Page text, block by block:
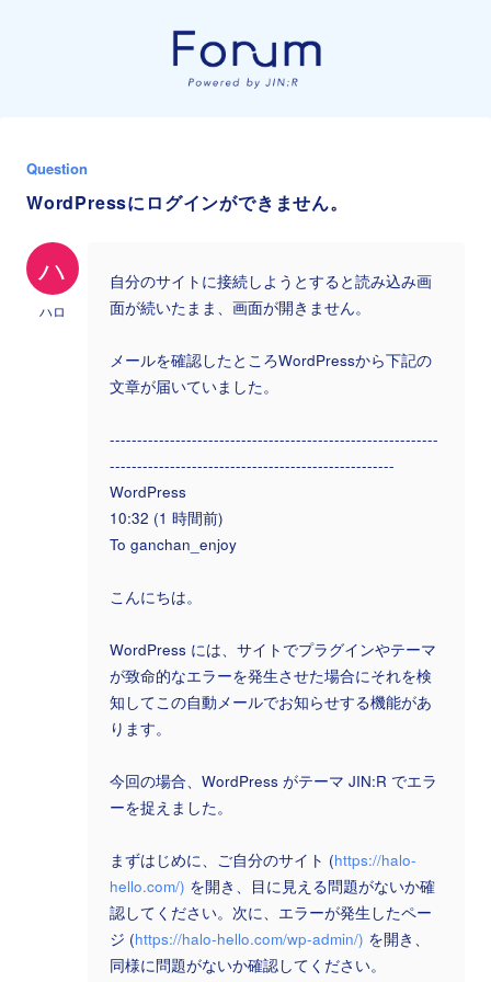
Question
WordPressにログインができません。
ハ
ハロ
自分のサイトに接続しようとすると読み込み画
面が続いたまま、画面が開きません。
メールを確認したところWordPressから下記の
文章が届いていました。
------------------------------------------------------------
----------------------------------------------------
WordPress
10:32 (1 時間前)
To ganchan_enjoy
こんにちは。
WordPress には、サイトでプラグインやテーマ
が致命的なエラーを発生させた場合にそれを検
知してこの自動メールでお知らせする機能があ
ります。
今回の場合、WordPress がテーマ JIN:R でエラ
ーを捉えました。
まずはじめに、ご自分のサイト (https://halo-
hello.com/) を開き、目に見える問題がないか確
認してください。次に、エラーが発生したペー
ジ (https://halo-hello.com/wp-admin/) を開き、
同様に問題がないか確認してください。